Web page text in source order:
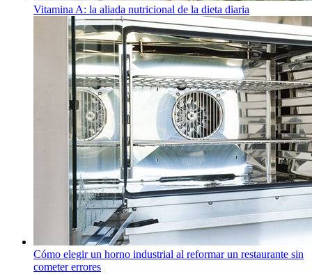
Vitamina A: la aliada nutricional de la dieta diaria
Cómo elegir un horno industrial al reformar un restaurante sin
cometer errores